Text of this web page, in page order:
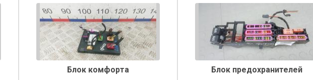
Блок комфорта Блок предохранителей